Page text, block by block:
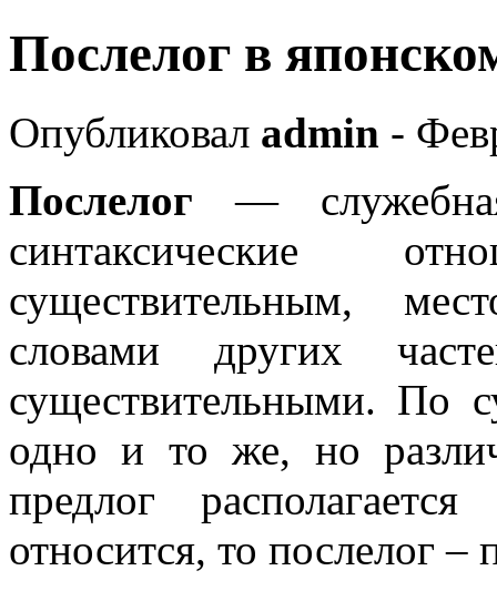
Послелог в
Опубликовал admin -
Послелог —
синтаксические
существительным,
словами других
существительными. По
одно и то же, но
предлог
относится, то послелог –